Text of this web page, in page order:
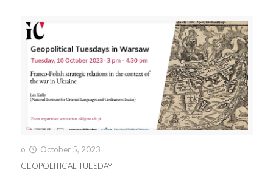
o
October 5, 2023
GEOPOLITICAL TUESDAY